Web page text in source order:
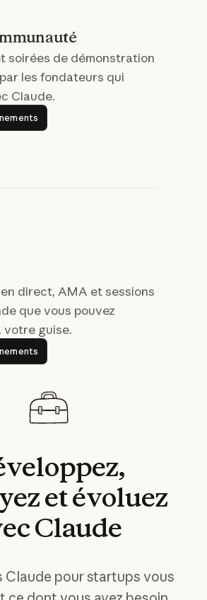
soirées de démonstration
les fondateurs qui
Claude.
les événements
direct, AMA et sessions
que vous pouvez
votre guise.
les événements
etévoluez
Claude
Claude pour startups vous